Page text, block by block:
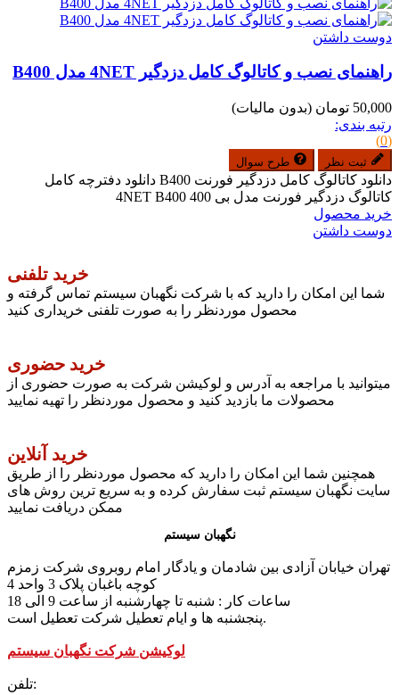
دوست داشتن
راهنمای نصب و کاتالوگ کامل دزدگیر 4NET مدل B400
50,000 تومان
(بدون مالیات)
رتبه بندی:
(0)
ثبت نظر طرح سوال
دانلود کاتالوگ کامل دزدگیر فورنت B400 دانلود دفترچه کامل
کاتالوگ دزدگیر فورنت مدل بی 400 4NET B400
خرید محصول
دوست داشتن
خرید تلفنی
شما این امکان را دارید که با شرکت نگهبان سیستم تماس گرفته و
محصول موردنظر را به صورت تلفنی خریداری کنید
خرید حضوری
میتوانید با مراجعه به آدرس و لوکیشن شرکت به صورت حضوری از
محصولات ما بازدید کنید و محصول موردنظر را تهیه نمایید
خرید آنلاین
همچنین شما این امکان را دارید که محصول موردنظر را از طریق
سایت نگهبان سیستم ثبت سفارش کرده و به سریع ترین روش های
ممکن دریافت نمایید
نگهبان سیستم
تهران خیابان آزادی بین شادمان و یادگار امام روبروی شرکت زمزم
کوچه باغبان پلاک 3 واحد 4
پنجشنبه ها و ایام تعطیل شرکت تعطیل است.
لوکیشن شرکت نگهبان سیستم
تلفن: